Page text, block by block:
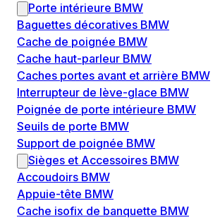
Porte intérieure BMW
Baguettes décoratives BMW
Cache de poignée BMW
Cache haut-parleur BMW
Caches portes avant et arrière BMW
Interrupteur de lève-glace BMW
Poignée de porte intérieure BMW
Seuils de porte BMW
Support de poignée BMW
Sièges et Accessoires BMW
Accoudoirs BMW
Appuie-tête BMW
Cache isofix de banquette BMW